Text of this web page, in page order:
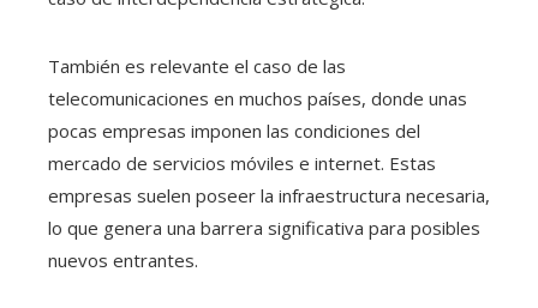
También es relevante el caso de las
telecomunicaciones en muchos países, donde unas
pocas empresas imponen las condiciones del
mercado de servicios móviles e internet. Estas
empresas suelen poseer la infraestructura necesaria,
lo que genera una barrera significativa para posibles
nuevos entrantes.